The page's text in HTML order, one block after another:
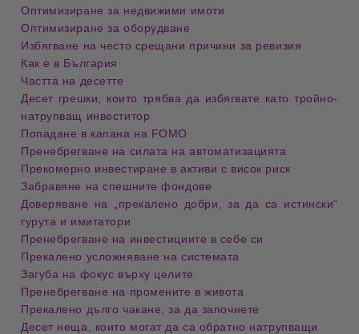
Оптимизиране за недвижими имоти
Оптимизиране за оборудване
Избягване на често срещани причини за ревизия
Как е в България
Частта на десетте
Десет грешки, които трябва да избягвате като тройно-
натрупващ инвеститор
Попадане в капана на FOMO
Пренебрегване на силата на автоматизацията
Прекомерно инвестиране в активи с висок риск
Забравяне на спешните фондове
Доверяване на „прекалено добри, за да са истински“
гурута и имитатори
Пренебрегване на инвестициите в себе си
Прекалено усложняване на системата
Загуба на фокус върху целите
Пренебрегване на промените в живота
Прекалено дълго чакане, за да започнете
Десет неща, които могат да са обратно натрупващи